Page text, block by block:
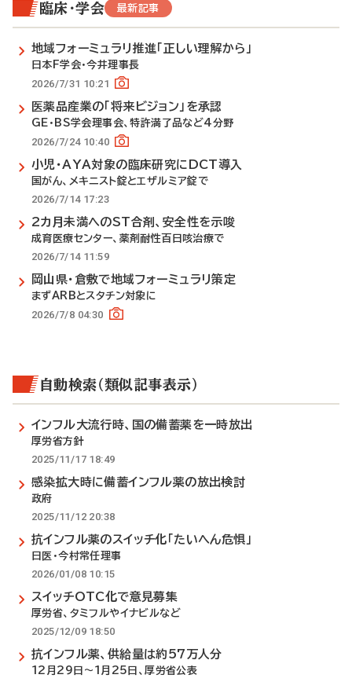
臨床・学会 最新記事
地域フォーミュラリ推進「正しい理解から」
日本F学会・今井理事長
2026/7/31 10:21
医薬品産業の「将来ビジョン」を承認
GE・BS学会理事会、特許満了品など4分野
2026/7/24 10:40
小児・AYA対象の臨床研究にDCT導入
国がん、メキニスト錠とエザルミア錠で
2026/7/14 17:23
2カ月未満へのST合剤、安全性を示唆
成育医療センター、薬剤耐性百日咳治療で
2026/7/14 11:59
岡山県・倉敷で地域フォーミュラリ策定
まずARBとスタチン対象に
2026/7/8 04:30
自動検索（類似記事表示）
インフル大流行時、国の備蓄薬を一時放出
厚労省方針
2025/11/17 18:49
感染拡大時に備蓄インフル薬の放出検討
政府
2025/11/12 20:38
抗インフル薬のスイッチ化「たいへん危惧」
日医・今村常任理事
2026/01/08 10:15
スイッチOTC化で意見募集
厚労省、タミフルやイナビルなど
2025/12/09 18:50
抗インフル薬、供給量は約57万人分
12月29日～1月25日、厚労省公表